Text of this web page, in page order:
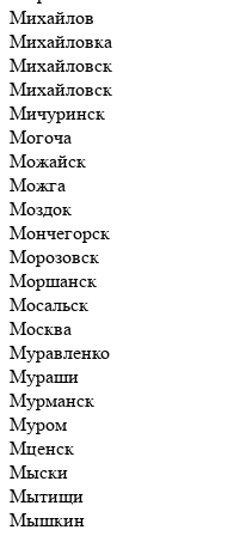
Михайлов
Михайловка
Михайловск
Михайловск
Мичуринск
Могоча
Можайск
Можга
Моздок
Мончегорск
Морозовск
Моршанск
Мосальск
Москва
Муравленко
Мураши
Мурманск
Муром
Мценск
Мыски
Мытищи
Мышкин